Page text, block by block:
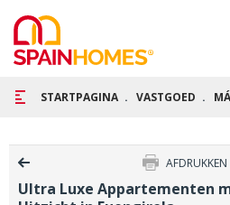
STARTPAGINA VASTGOED
AFDRUKKEN
Ultra Luxe Appartementen